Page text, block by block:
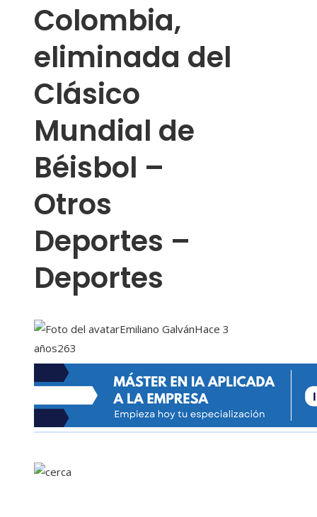
Colombia,
eliminada del
Clásico
Mundial de
Béisbol –
Otros
Deportes –
Deportes
Emiliano GalvánHace 3
años263